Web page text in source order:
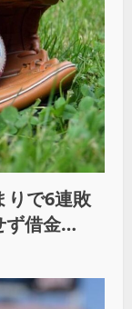
りで6連敗
ず借金